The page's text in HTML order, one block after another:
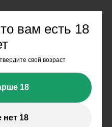
вам есть 18
свой возраст
18
нет 18